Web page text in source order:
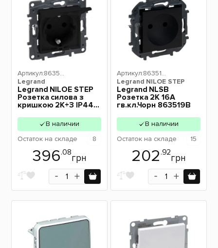
Legrand
Артикул:86352
3B
Legrand NILOE STEP
Розетка силова з
кришкою 2К+З IP44
863523В наличии
Остаток на складе 8
396.08
грн
Legrand NILOE STEP
Артикул:863519
B
Legrand NLSB
Розетка 2К 16А
гв.кл.Чорн 863519B
В наличии
Остаток на складе 15
202.92
грн